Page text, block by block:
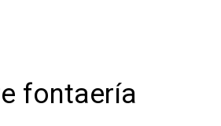
fontaería